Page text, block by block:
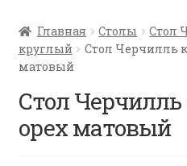
Все о ротанге
Ротанг оптом
Контакты
Главная Столы
Стол
круглый
Стол Черчилль
матовый
Стол
орех матовый